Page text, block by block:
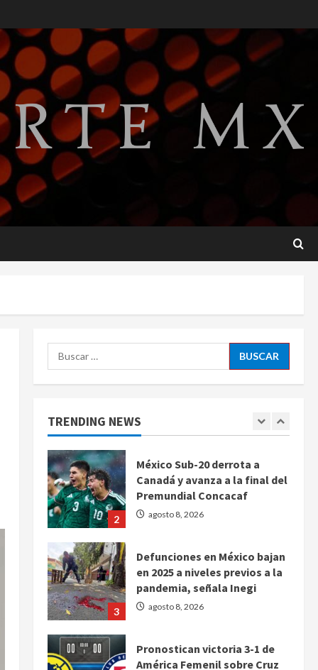
Buscar:
TRENDING NEWS
2
Premundial Concacaf
agosto 8, 2026
3
Defunciones en México bajan
en 2025 a niveles previos a la
pandemia, señala Inegi
agosto 8, 2026
1
Towle, influencer que
2
México Sub-20 derrota a
Canadá y avanza a la final del
Premundial Concacaf
agosto 8, 2026
3
Defunciones en México bajan
en 2025 a niveles previos a la
pandemia, señala Inegi
agosto 8, 2026
Pronostican victoria 3-1 de
América Femenil sobre Cruz